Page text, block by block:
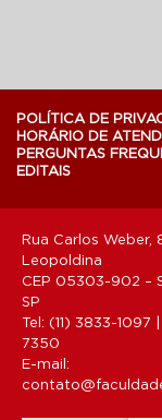
POLÍTICA DE
HORÁRIO DE
PERGUNTAS
EDITAIS
Rua Carlos Weber,
Leopoldina
CEP 05303-902 –
SP
Tel: (11) 3833-1097
7350
E-mail: